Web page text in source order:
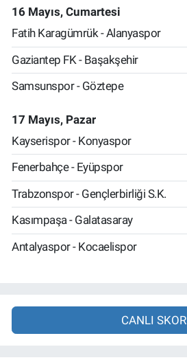
16 Mayıs, Cumartesi
Fatih Karagümrük - Alanyaspor
Gaziantep FK - Başakşehir
Samsunspor - Göztepe
17 Mayıs, Pazar
Kayserispor - Konyaspor
Fenerbahçe - Eyüpspor
Trabzonspor - Gençlerbirliği S.K.
Kasımpaşa - Galatasaray
Antalyaspor - Kocaelispor
CANLI SKOR